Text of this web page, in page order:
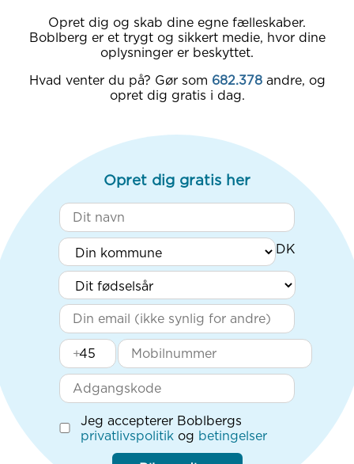
Opret dig og skab dine egne fælleskaber.
Boblberg er et trygt og sikkert medie, hvor dine
oplysninger er beskyttet.
Hvad venter du på? Gør som 682.378 andre, og
opret dig gratis i dag.
Opret dig gratis her
+
Jeg accepterer Boblbergs
privatlivspolitik og betingelser